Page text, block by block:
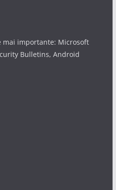
mai importante: Microsoft
Bulletins, Android